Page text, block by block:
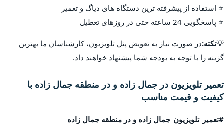
⭐ استفاده از پیشرفته ترین دستگاه های دیاگ و تعمیر
⭐ پاسخگویی 24 ساعته حتی در روزهای تعطیل
💡نکته:در صورت نیاز به تعویض پنل تلویزیون، کارشناسان ما بهترین
گزینه را با توجه به بودجه شما پیشنهاد خواهند داد.
تعمیر تلویزیون در جمال زاده و در منطقه جمال زاده با
کیفیت و قیمت مناسب
#تعمیر_تلویزیون_جمال زاده و در منطقه جمال زاده